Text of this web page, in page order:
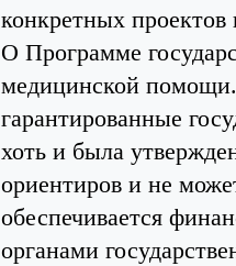
конкретных
О Программе
медицинской
гарантированные
хоть и была
ориентиров и не
обеспечивается
органами